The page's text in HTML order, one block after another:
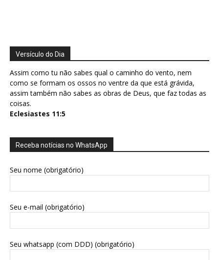
Versículo do Dia
Assim como tu não sabes qual o caminho do vento, nem
como se formam os ossos no ventre da que está grávida,
assim também não sabes as obras de Deus, que faz todas as
coisas.
Eclesiastes 11:5
Receba notícias no WhatsApp
Seu nome (obrigatório)
Seu e-mail (obrigatório)
Seu whatsapp (com DDD) (obrigatório)